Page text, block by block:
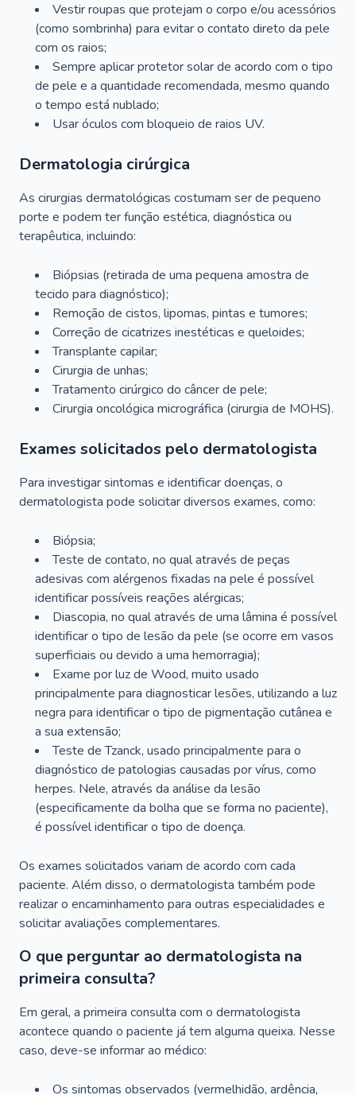
Vestir roupas que protejam o corpo e/ou acessórios
(como sombrinha) para evitar o contato direto da pele
com os raios;
Sempre aplicar protetor solar de acordo com o tipo
de pele e a quantidade recomendada, mesmo quando
o tempo está nublado;
Usar óculos com bloqueio de raios UV.
Dermatologia cirúrgica
As cirurgias dermatológicas costumam ser de pequeno
porte e podem ter função estética, diagnóstica ou
terapêutica, incluindo:
Biópsias (retirada de uma pequena amostra de
tecido para diagnóstico);
Remoção de cistos, lipomas, pintas e tumores;
Correção de cicatrizes inestéticas e queloides;
Transplante capilar;
Cirurgia de unhas;
Tratamento cirúrgico do câncer de pele;
Cirurgia oncológica micrográfica (cirurgia de MOHS).
Exames solicitados pelo dermatologista
Para investigar sintomas e identificar doenças, o
dermatologista pode solicitar diversos exames, como:
Biópsia;
Teste de contato, no qual através de peças
adesivas com alérgenos fixadas na pele é possível
identificar possíveis reações alérgicas;
Diascopia, no qual através de uma lâmina é possível
identificar o tipo de lesão da pele (se ocorre em vasos
superficiais ou devido a uma hemorragia);
Exame por luz de Wood, muito usado
principalmente para diagnosticar lesões, utilizando a luz
negra para identificar o tipo de pigmentação cutânea e
a sua extensão;
Teste de Tzanck, usado principalmente para o
diagnóstico de patologias causadas por vírus, como
herpes. Nele, através da análise da lesão
(especificamente da bolha que se forma no paciente),
é possível identificar o tipo de doença.
Os exames solicitados variam de acordo com cada
paciente. Além disso, o dermatologista também pode
realizar o encaminhamento para outras especialidades e
solicitar avaliações complementares.
O que perguntar ao dermatologista na
primeira consulta?
Em geral, a primeira consulta com o dermatologista
acontece quando o paciente já tem alguma queixa. Nesse
caso, deve-se informar ao médico:
Os sintomas observados (vermelhidão, ardência,